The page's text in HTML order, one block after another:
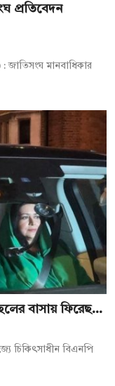
প্রতিবেদন
জাতিসংঘ মানবাধিকার
বাসায় ফিরেছ...
চিকিৎসাধীন বিএনপি